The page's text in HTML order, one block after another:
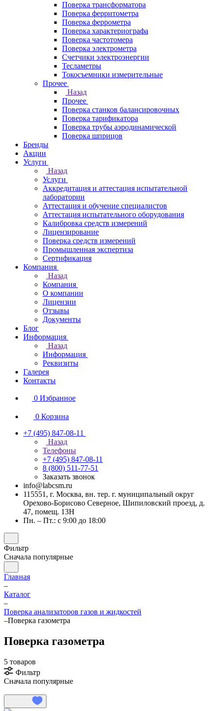
Поверка трансформатора
Поверка ферритометра
Поверка феррометра
Поверка характериографа
Поверка частотомера
Поверка электрометра
Счетчики электроэнергии
Тесламетры
Токосъемники измерительные
Прочее
Назад
Прочее
Поверка станков балансировочных
Поверка тарификатора
Поверка трубы аэродинамической
Поверка шприцов
Бренды
Акции
Услуги
Назад
Услуги
Аккредитация и аттестация испытательной
лаборатории
Аттестация и обучение специалистов
Аттестация испытательного оборудования
Калибровка средств измерений
Лицензирование
Поверка средств измерений
Промышленная экспертиза
Сертификация
Компания
Назад
Компания
О компании
Лицензии
Отзывы
Документы
Блог
Информация
Назад
Информация
Реквизиты
Галерея
Контакты
0 Избранное
0 Корзина
+7 (495) 847-08-11
Назад
Телефоны
+7 (495) 847-08-11
8 (800) 511-77-51
Заказать звонок
info@labcsm.ru
115551, г. Москва, вн. тер. г. муниципальный округ
Орехово-Борисово Северное, Шипиловский проезд, д.
47, помещ. 13Н
Пн. – Пт.: с 9:00 до 18:00
Фильтр
Сначала популярные
Главная
–
Каталог
–
Поверка анализаторов газов и жидкостей
–Поверка газометра
Поверка газометра
5 товаров
Фильтр
Сначала популярные